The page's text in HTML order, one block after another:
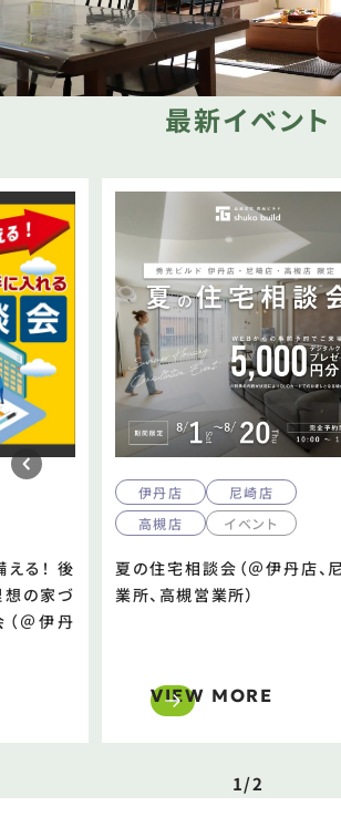
最新イベント
る！ 後
想の家づ
＠伊丹
伊丹店
尼崎店
高槻店
イベント
夏の住宅相談会（＠伊丹店、
業所、高槻営業所）
VIEW MORE
1/2